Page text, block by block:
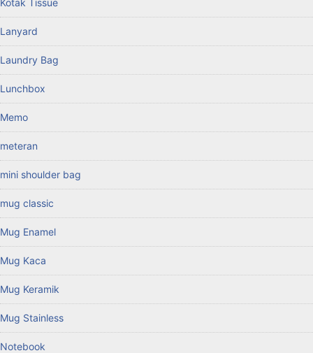
Lanyard
Laundry Bag
Lunchbox
Memo
meteran
mini shoulder bag
mug classic
Mug Enamel
Mug Kaca
Mug Keramik
Mug Stainless
Notebook